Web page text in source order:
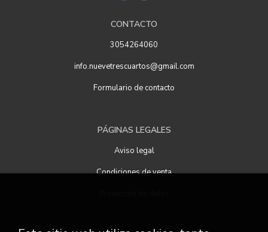
CONTACTO
3054264060
info.nuevetrescuartos@gmail.com
Formulario de contacto
PÁGINAS LEGALES
Aviso legal
Condiciones de venta